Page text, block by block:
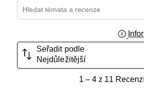
Hledání témat a recenzí – oblast
Seřadit podle
Nejdůležitější
1– 4 z 11 Recenzí